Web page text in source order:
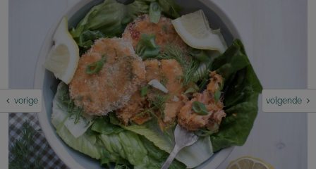
vorige volgende